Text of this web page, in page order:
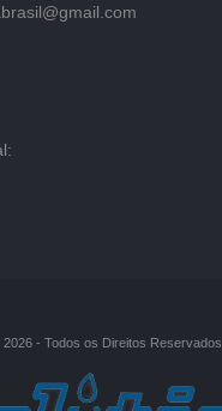
- Todos os Direitos Reservados